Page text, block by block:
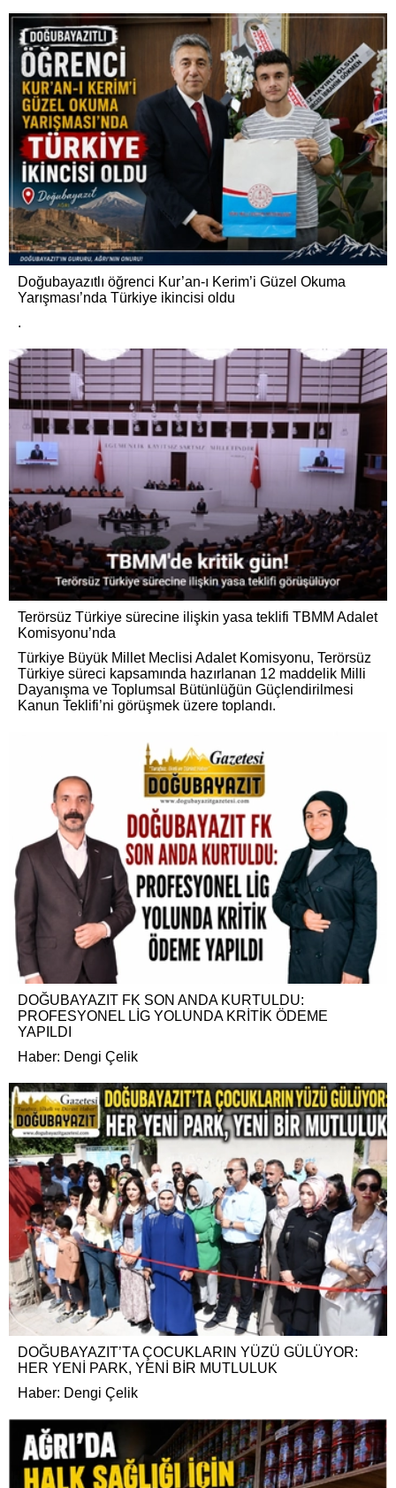
Doğubayazıtlı öğrenci Kur’an-ı Kerim’i Güzel Okuma
Yarışması’nda Türkiye ikincisi oldu
.
Terörsüz Türkiye sürecine ilişkin yasa teklifi TBMM Adalet
Komisyonu’nda
Türkiye Büyük Millet Meclisi Adalet Komisyonu, Terörsüz
Türkiye süreci kapsamında hazırlanan 12 maddelik Milli
Dayanışma ve Toplumsal Bütünlüğün Güçlendirilmesi
Kanun Teklifi’ni görüşmek üzere toplandı.
DOĞUBAYAZIT FK SON ANDA KURTULDU:
PROFESYONEL LİG YOLUNDA KRİTİK ÖDEME
YAPILDI
Haber: Dengi Çelik
DOĞUBAYAZIT’TA ÇOCUKLARIN YÜZÜ GÜLÜYOR:
HER YENİ PARK, YENİ BİR MUTLULUK
Haber: Dengi Çelik